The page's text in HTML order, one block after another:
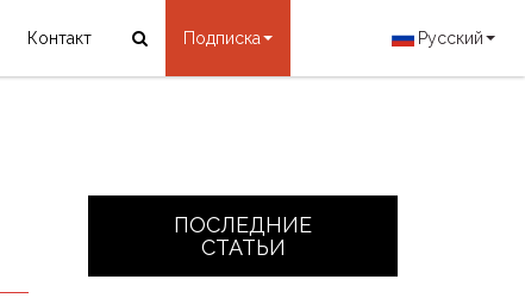
Контакт Подписка Русский
ПОСЛЕДНИЕ
СТАТЬИ